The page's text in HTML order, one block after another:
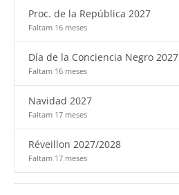
Proc. de la República 2027
Faltam 16 meses
Día de la Conciencia Negro 2027
Faltam 16 meses
Navidad 2027
Faltam 17 meses
Réveillon 2027/2028
Faltam 17 meses